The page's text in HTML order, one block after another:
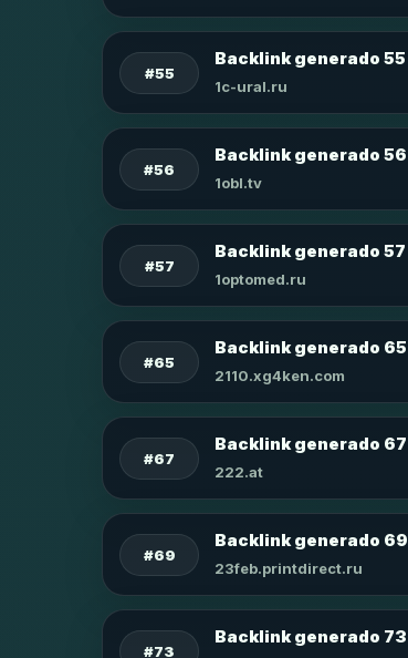
#55
Backlink generado 55
1c-ural.ru
#56
Backlink generado 56
1obl.tv
#57
Backlink generado 57
1optomed.ru
#65
Backlink generado 65
2110.xg4ken.com
#67
Backlink generado 67
222.at
#69
Backlink generado 69
23feb.printdirect.ru
#73
Backlink generado 73